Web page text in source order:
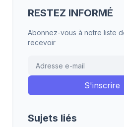
RESTEZ INFORMÉ
Abonnez-vous à notre liste
recevoir
Sujets liés